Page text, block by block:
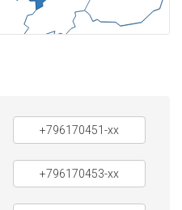
+796170451-xx
+796170453-xx